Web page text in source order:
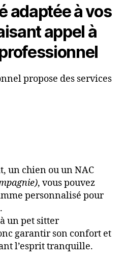
adaptée à vos
appel à
propose des services
un chien ou un NAC
, vous pouvez
personnalisé pour
un pet sitter
garantir son confort et
l’esprit tranquille.